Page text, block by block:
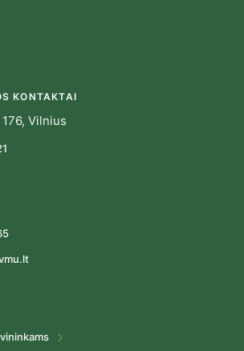
KONTAKTAI
Vilnius